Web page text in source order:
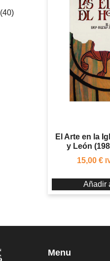
4040
El Arte en la
y León
15,00 €
Añadir
Menu